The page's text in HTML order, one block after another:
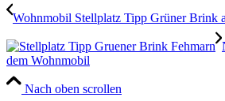
Wohnmobil Stellplatz Tipp Grüner Brink
dem Wohnmobil
Nach oben scrollen